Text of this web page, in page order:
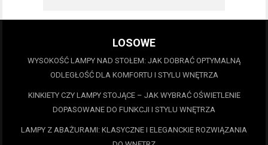
LOSOWE
WYSOKOŚĆ LAMPY NAD STOŁEM: JAK DOBRAĆ OPTYMALNĄ
ODLEGŁOŚĆ DLA KOMFORTU I STYLU WNĘTRZA
KINKIETY CZY LAMPY STOJĄCE – JAK WYBRAĆ OŚWIETLENIE
DOPASOWANE DO FUNKCJI I STYLU WNĘTRZA
LAMPY Z ABAŻURAMI: KLASYCZNE I ELEGANCKIE ROZWIĄZANIA